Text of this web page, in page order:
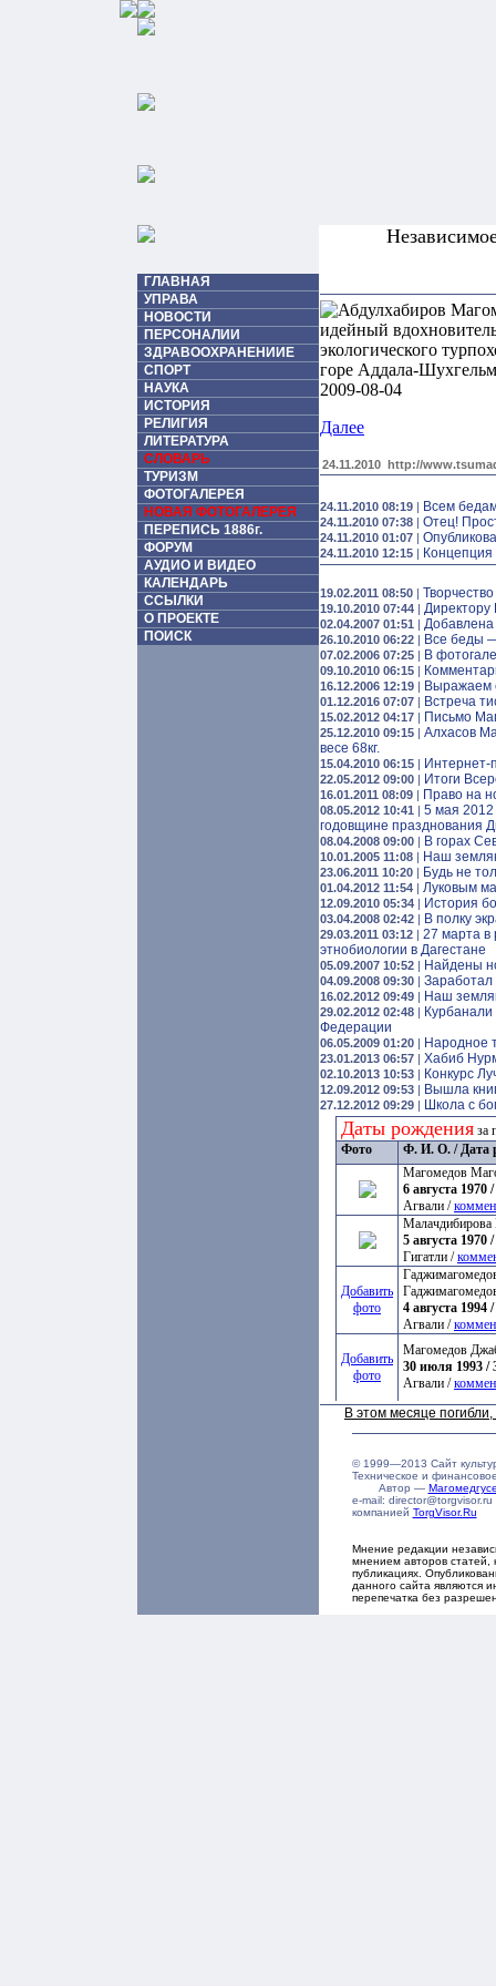
ГЛАВНАЯ
УПРАВА
НОВОСТИ
ПЕРСОНАЛИИ
ЗДРАВООХРАНЕНИИЕ
СПОРТ
НАУКА
ИСТОРИЯ
РЕЛИГИЯ
ЛИТЕРАТУРА
СЛОВАРЬ
ТУРИЗМ
ФОТОГАЛЕРЕЯ
НОВАЯ ФОТОГАЛЕРЕЯ
ПЕРЕПИСЬ 1886г.
ФОРУМ
АУДИО И ВИДЕО
КАЛЕНДАРЬ
ССЫЛКИ
О ПРОЕКТЕ
ПОИСК
Далее
24.11.2010 http://
24.11.2010 08:19 | Всем
24.11.2010 07:38 | Отец!
24.11.2010 01:07 |
24.11.2010 12:15 | Концепция
19.02.2011 08:50 |
19.10.2010 07:44 |
02.04.2007 01:51 | Добавлена
26.10.2010 06:22 | Все беды
07.02.2006 07:25 | В
09.10.2010 06:15 |
16.12.2006 12:19 | Выражаем
01.12.2016 07:07 | Встреча
15.02.2012 04:17 | Письмо
25.12.2010 09:15 | Алхасов
весе 68кг.
15.04.2010 06:15 | Интернет-
22.05.2012 09:00 | Итоги
16.01.2011 08:09 | Право на
08.05.2012 10:41 | 5 мая 2012
годовщине празднования
08.04.2008 09:00 | В горах
10.01.2005 11:08 | Наш
23.06.2011 10:20 | Будь не
01.04.2012 11:54 | Луковым
12.09.2010 05:34 | История
03.04.2008 02:42 | В полку
29.03.2011 03:12 | 27 марта в
этнобиологии в Дагестане
05.09.2007 10:52 | Найдены
04.09.2008 09:30 |
16.02.2012 09:49 | Наш
29.02.2012 02:48 |
Федерации
06.05.2009 01:20 | Народное
23.01.2013 06:57 | Хабиб
02.10.2013 10:53 | Конкурс
12.09.2012 09:53 | Вышла
27.12.2012 09:29 | Школа с
Даты рождения за
Фото
Ф. И. О. / Дата
Магомедов
6 августа 1970
Агвали /
5 августа 1970
Гигатли /
Добавить
фото
4 августа 1994
Агвали /
Добавить
фото
Магомедов
30 июля 1993 /
Агвали /
В этом месяце
© 1999—2013 Сайт
Техническое и
Автор —
e-mail:
компанией TorgVisor.Ru
Мнение редакции
мнением авторов статей,
публикациях.
данного сайта являются
перепечатка без